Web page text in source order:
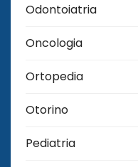
Odontoiatria
Oncologia
Ortopedia
Otorino
Pediatria